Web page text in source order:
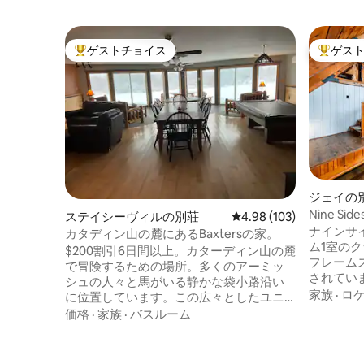
大好評のゲストチョイスです。
ゲストチョイス
ステイシーヴィルの別荘 レビュー103件、5つ星
4.98 (103)
カタディン山の麓にあるBaxtersの家。
$200割引6日間以上。カターディン山の麓
で冒険するための場所。多くのアーミッ
シュの人々と馬がいる静かな袋小路沿い
に位置しています。この広々としたユニ
ークな空間なら、グループ全員が快適に
価格 · 家族 · バスルーム
大好評
ゲス
ジェイの
Nine
ベースキ
ナインサイドロッ
ム1室の
フレーム
されています。 キーン
分、ホワ
家族 · ロ